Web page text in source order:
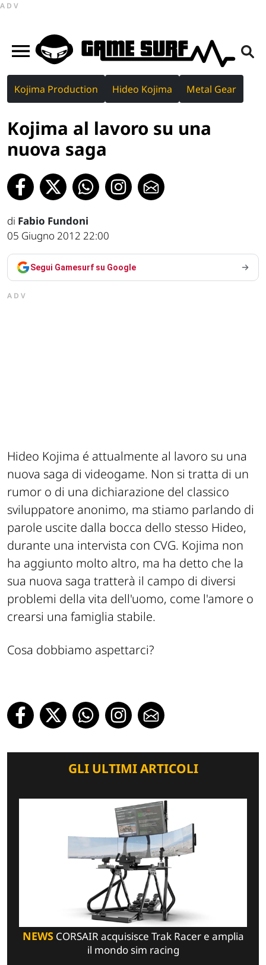
ADV
Kojima Production Hideo Kojima Metal Gear
Kojima al lavoro su una
nuova saga
di Fabio Fundoni
05 Giugno 2012 22:00
Segui Gamesurf su Google
ADV
Hideo Kojima é attualmente al lavoro su una
nuova saga di videogame. Non si tratta di un
rumor o di una dichiarazione del classico
sviluppatore anonimo, ma stiamo parlando di
parole uscite dalla bocca dello stesso Hideo,
durante una intervista con CVG. Kojima non
ha aggiunto molto altro, ma ha detto che la
sua nuova saga tratterà il campo di diversi
problemi della vita dell'uomo, come l'amore o
crearsi una famiglia stabile.
Cosa dobbiamo aspettarci?
GLI ULTIMI ARTICOLI
NEWSCORSAIR acquisisce Trak Racer e amplia
il mondo sim racing